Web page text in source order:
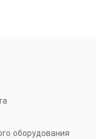
оборудования